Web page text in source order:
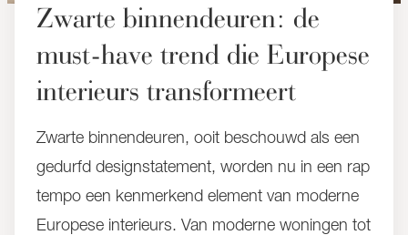
Zwarte binnendeuren: de
must-have trend die Europese
interieurs transformeert
Zwarte binnendeuren, ooit beschouwd als een
gedurfd designstatement, worden nu in een rap
tempo een kenmerkend element van moderne
Europese interieurs. Van moderne woningen tot